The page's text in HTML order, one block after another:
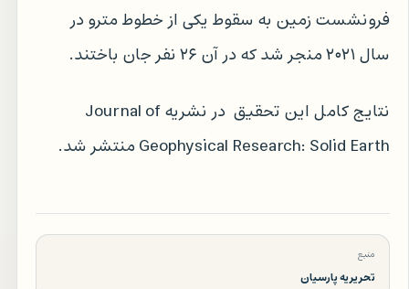
فرونشست زمین به سقوط یکی از خطوط مترو در
سال ۲۰۲۱ منجر شد که در آن ۲۶ نفر جان باختند.
نتایج کامل این تحقیق در نشریه Journal of
Geophysical Research: Solid Earth منتشر شد.
منبع
تحریریه پارسیان